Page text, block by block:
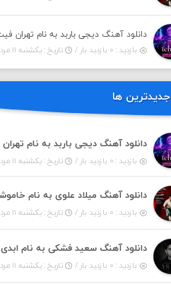
بازدید : ۰ بازدید بار /
تاریخ : یکشنبه ۱۱ مرداد ۱۴۰۵
جدیدترین ها
بازدید : ۰ بازدید بار / تاریخ : یکشنبه ۱۱ مرداد ۱۴۰۵
بازدید : ۰ بازدید بار / تاریخ : یکشنبه ۱۱ مرداد ۱۴۰۵
دانلود آهنگ سعید فشکی به نام ابدی
بازدید : ۰ بازدید بار / تاریخ : یکشنبه ۱۱ مرداد ۱۴۰۵